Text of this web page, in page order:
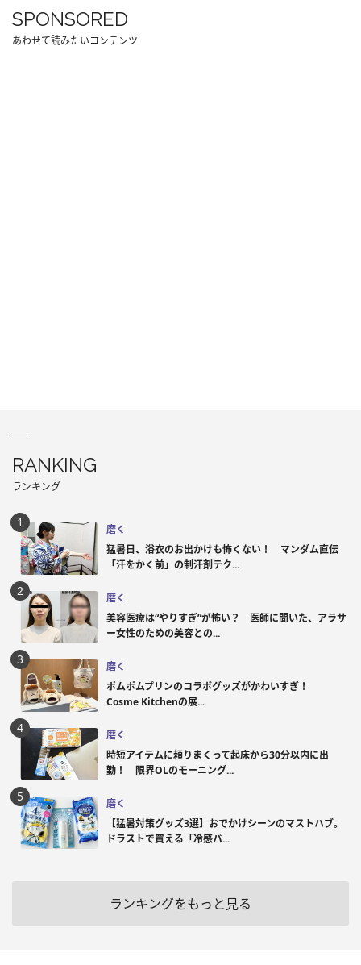
SPONSORED
あわせて読みたいコンテンツ
RANKING
ランキング
磨く
猛暑日、浴衣のお出かけも怖くない！ マンダム直伝
「汗をかく前」の制汗剤テク...
磨く
美容医療は“やりすぎ”が怖い？ 医師に聞いた、アラサ
ー女性のための美容との...
磨く
ポムポムプリンのコラボグッズがかわいすぎ！
Cosme Kitchenの展...
磨く
時短アイテムに頼りまくって起床から30分以内に出
勤！ 限界OLのモーニング...
磨く
【猛暑対策グッズ3選】おでかけシーンのマストハブ。
ドラストで買える「冷感パ...
ランキングをもっと見る